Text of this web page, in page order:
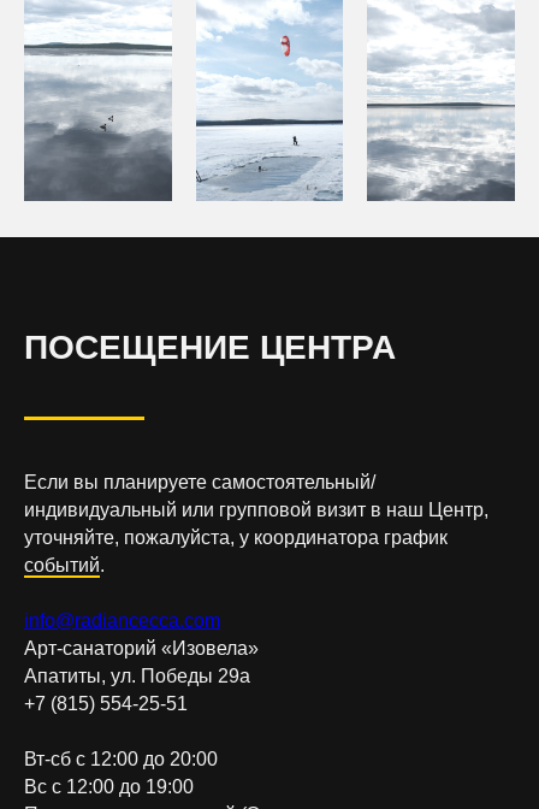
ПОСЕЩЕНИЕ ЦЕНТРА
Если вы планируете самостоятельный/
индивидуальный или групповой визит в наш Центр,
уточняйте, пожалуйста, у координатора график
событий.
info@radiancecca.com
Арт-санаторий «Изовела»
Апатиты, ул. Победы 29а
+7 (815) 554-25-51
Вт-сб с 12:00 до 20:00
Вс с 12:00 до 19:00